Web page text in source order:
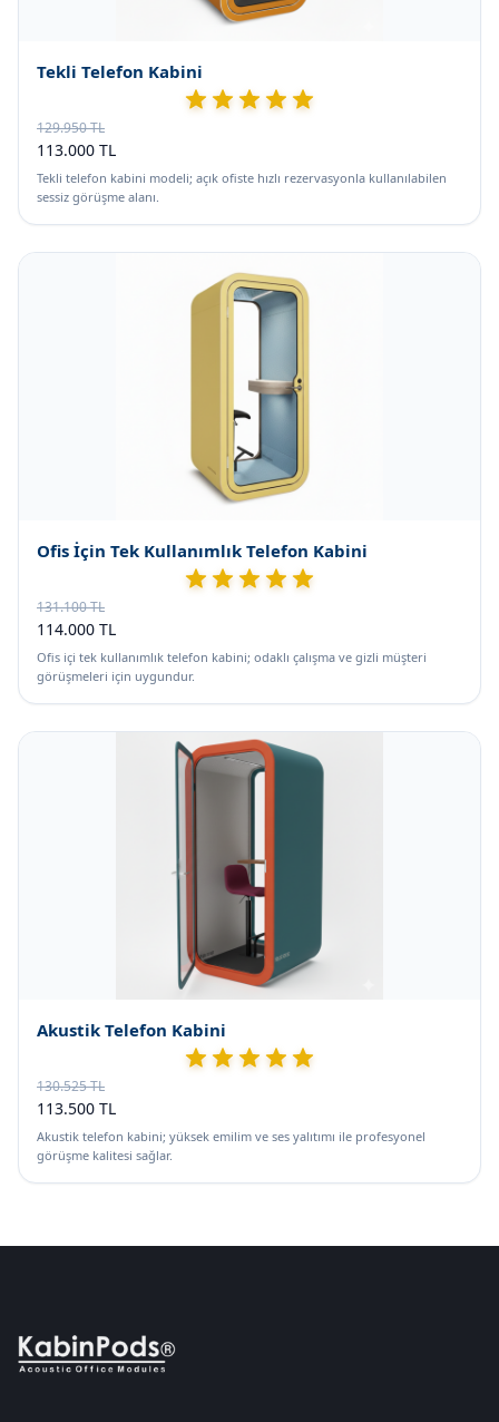
Tekli Telefon Kabini
129.950 TL
113.000 TL
Tekli telefon kabini modeli; açık ofiste hızlı rezervasyonla kullanılabilen
sessiz görüşme alanı.
Ofis İçin Tek Kullanımlık Telefon Kabini
131.100 TL
114.000 TL
Ofis içi tek kullanımlık telefon kabini; odaklı çalışma ve gizli müşteri
görüşmeleri için uygundur.
Akustik Telefon Kabini
130.525 TL
113.500 TL
Akustik telefon kabini; yüksek emilim ve ses yalıtımı ile profesyonel
görüşme kalitesi sağlar.